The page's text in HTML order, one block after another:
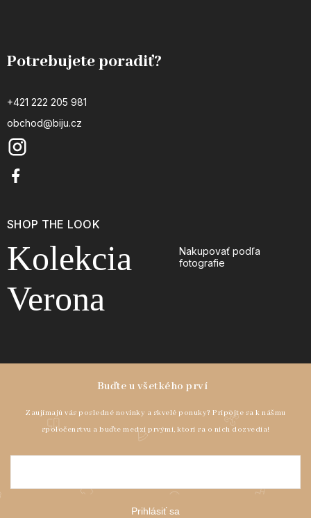
Potrebujete poradiť?
+421 222 205 981
obchod@biju.cz
Prihlásiť sa
SHOP THE LOOK
Kolekcia
Verona
Nakupovať podľa
fotografie